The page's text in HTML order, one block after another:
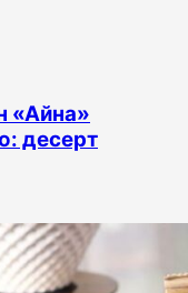
«Айна»
десерт